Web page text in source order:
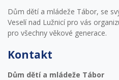
Dům dětí a mládeže Tábor, se
Veselí nad Lužnicí pro vás
pro všechny věkové generace.
Kontakt
Dům dětí a mládeže Tábor